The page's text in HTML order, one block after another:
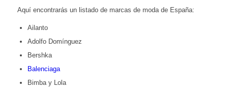
Aquí encontrarás un listado de marcas de moda de España:
Ailanto
Adolfo Domínguez
Bershka
Balenciaga
Bimba y Lola